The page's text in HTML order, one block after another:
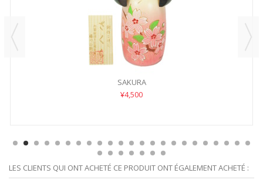
SAKURA
¥4,500
LES CLIENTS QUI ONT ACHETÉ CE PRODUIT ONT ÉGALEMENT ACHETÉ :